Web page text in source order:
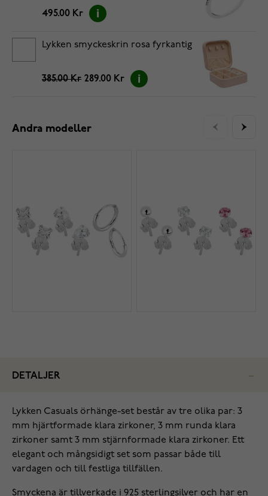
495.00 Kr
Lykken smyckeskrin rosa fyrkantig
385.00 Kr 289.00 Kr
Andra modeller
DETALJER
Lykken Casuals örhänge-set består av tre olika par: 3
mm hjärtformade klara zirkoner, 3 mm runda klara
zirkoner samt 3 mm stjärnformade klara zirkoner. Ett
elegant och mångsidigt set som passar både till
vardagen och till festliga tillfällen.
Smyckena är tillverkade i 925 sterlingsilver och har en